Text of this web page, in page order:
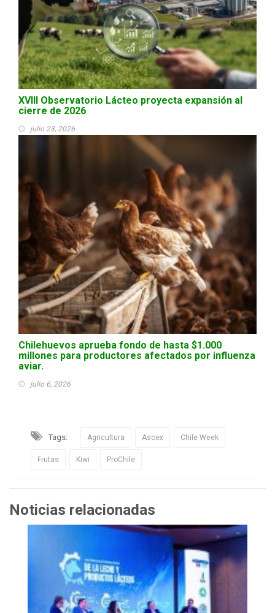
XVIII Observatorio Lácteo proyecta expansión al
cierre de 2026
julio 23, 2026
Chilehuevos aprueba fondo de hasta $1.000
millones para productores afectados por influenza
aviar.
julio 6, 2026
Tags: Agricultura Asoex Chile Week
Frutas Kiwi ProChile
Noticias relacionadas